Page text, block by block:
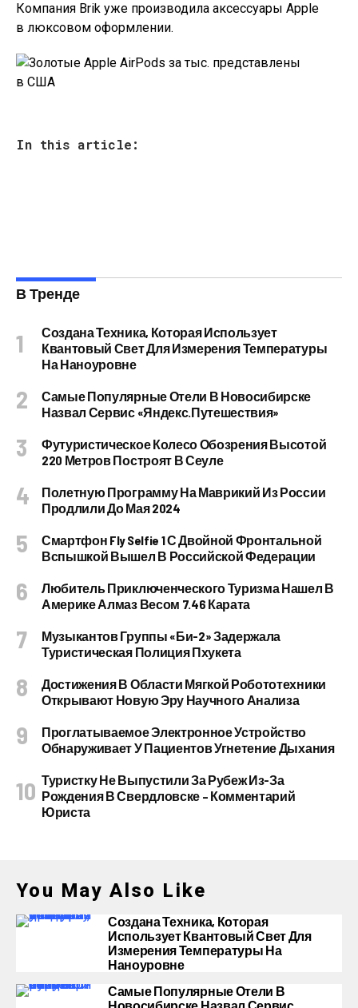
Компания Brik уже производила аксессуары Apple
в люксовом оформлении.
In this article:
В Тренде
Создана Техника, Которая Использует
Квантовый Свет Для Измерения Температуры
На Наноуровне
Самые Популярные Отели В Новосибирске
Назвал Сервис «Яндекс.Путешествия»
Футуристическое Колесо Обозрения Высотой
220 Метров Построят В Сеуле
Полетную Программу На Маврикий Из России
Продлили До Мая 2024
Смартфон Fly Selfie 1 С Двойной Фронтальной
Вспышкой Вышел В Российской Федерации
Любитель Приключенческого Туризма Нашел В
Америке Алмаз Весом 7.46 Карата
Музыкантов Группы «Би-2» Задержала
Туристическая Полиция Пхукета
Достижения В Области Мягкой Робототехники
Открывают Новую Эру Научного Анализа
Проглатываемое Электронное Устройство
Обнаруживает У Пациентов Угнетение Дыхания
Туристку Не Выпустили За Рубеж Из-За
Рождения В Свердловске – Комментарий
Юриста
You May Also Like
Создана Техника, Которая
Использует Квантовый Свет Для
Измерения Температуры На
Наноуровне
Самые Популярные Отели В